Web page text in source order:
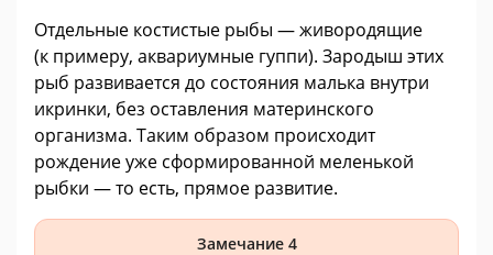
Отдельные костистые рыбы — живородящие
(к примеру, аквариумные гуппи). Зародыш этих
рыб развивается до состояния малька внутри
икринки, без оставления материнского
организма. Таким образом происходит
рождение уже сформированной меленькой
рыбки — то есть, прямое развитие.
Замечание 4